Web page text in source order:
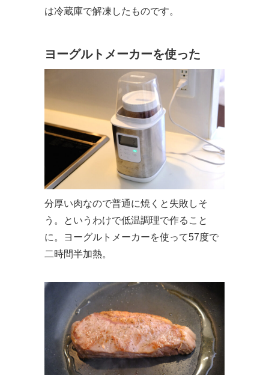
は冷蔵庫で解凍したものです。
ヨーグルトメーカーを使った
分厚い肉なので普通に焼くと失敗しそ
う。というわけで低温調理で作ること
に。ヨーグルトメーカーを使って57度で
二時間半加熱。